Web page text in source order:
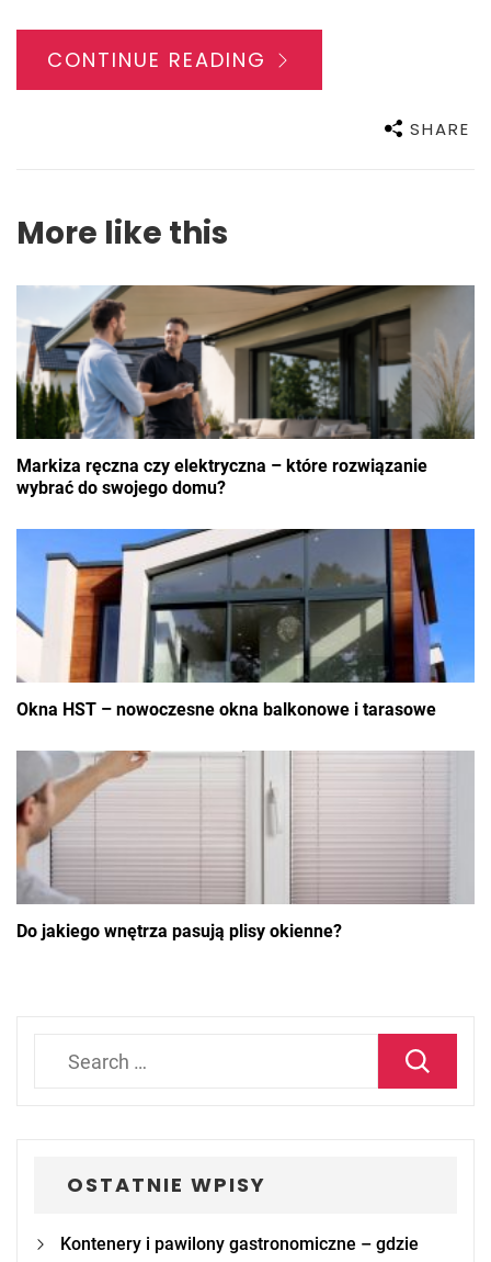
CONTINUE READING
SHARE
More like this
Markiza ręczna czy elektryczna – które rozwiązanie
wybrać do swojego domu?
Okna HST – nowoczesne okna balkonowe i tarasowe
Do jakiego wnętrza pasują plisy okienne?
OSTATNIE WPISY
Kontenery i pawilony gastronomiczne – gdzie